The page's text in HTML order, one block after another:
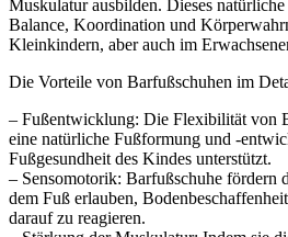
Muskulatur ausbilden. Dieses
Balance, Koordination und
Kleinkindern, aber auch im
Die Vorteile von Barfußschuhen im
– Fußentwicklung: Die Flexibilität von
eine natürliche Fußformung und -
Fußgesundheit des Kindes unterstützt.
– Sensomotorik: Barfußschuhe fördern
dem Fuß erlauben,
darauf zu reagieren.